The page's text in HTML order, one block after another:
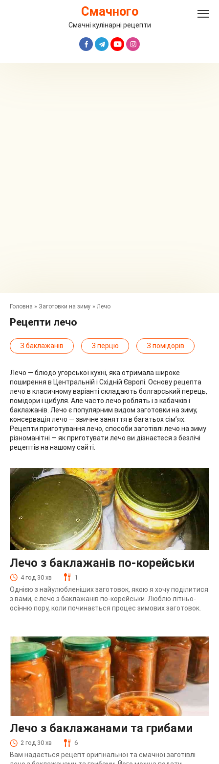
Смачного
Смачні кулінарні рецепти
Головна » Заготовки на зиму » Лечо
Рецепти лечо
З баклажанів З перцю З помідорів
Лечо — блюдо угорської кухні, яка отримала широке
поширення в Центральній і Східній Європі. Основу рецепта
лечо в класичному варіанті складають болгарський перець,
помідори і цибуля. Але часто лечо роблять і з кабачків і
баклажанів. Лечо є популярним видом заготовки на зиму,
консервація лечо — звичне заняття в багатьох сім’ях.
Рецепти приготування лечо, способи заготівлі лечо на зиму
різноманітні — як приготувати лечо ви дізнаєтеся з безлічі
рецептів на нашому сайті.
Лечо з баклажанів по-корейськи
4 год 30 хв 1
Однією з найулюбленіших заготовок, якою я хочу поділитися
з вами, є лечо з баклажанів по-корейськи. Люблю літньо-
осінню пору, коли починається процес зимових заготовок.
Лечо з баклажанами та грибами
2 год 30 хв 6
Вам надається рецепт оригінальної та смачної заготівлі